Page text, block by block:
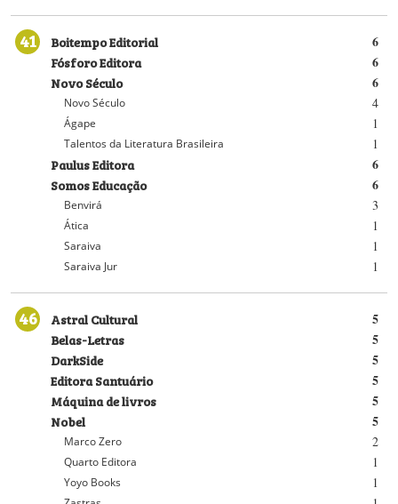
41 6
Boitempo Editorial
6
Fósforo Editora
6
Novo Século
4
Novo Século
1
Ágape
1
Talentos da Literatura Brasileira
6
Paulus Editora
6
Somos Educação
3
Benvirá
1
Ática
1
Saraiva
1
Saraiva Jur
46 5
Astral Cultural
5
Belas-Letras
5
DarkSide
5
Editora Santuário
5
Máquina de livros
5
Nobel
2
Marco Zero
1
Quarto Editora
1
Yoyo Books